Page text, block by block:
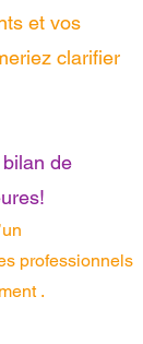
et vos
clarifier
de
professionnels
.